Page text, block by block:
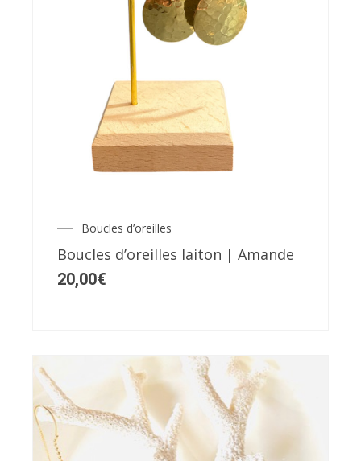
Boucles d’oreilles
Boucles d’oreilles laiton | Amande
20,00€